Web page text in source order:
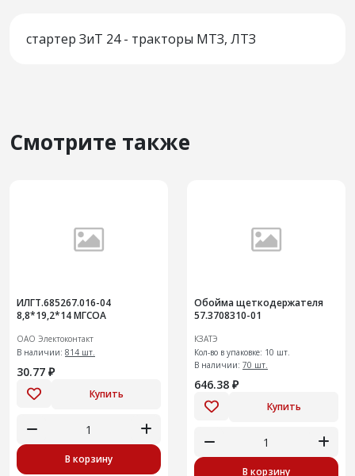
стартер ЗиТ 24 - тракторы МТЗ, ЛТЗ
Смотрите также
ИЛГТ.685267.016-04
8,8*19,2*14 МГСОА
ОАО Электоконтакт
В наличии: 814 шт.
30.77 ₽
Купить
В корзину
Обойма щеткодержателя
57.3708310-01
КЗАТЭ
Кол-во в упаковке: 10 шт.
В наличии: 70 шт.
646.38 ₽
Купить
В корзину